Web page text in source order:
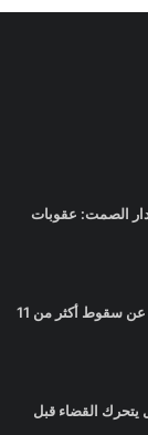
الصمت: عقوبات
مجزرة في الجنوب: مصادر تكشف عن سقوط أكثر من 11
يتحرك القضاء قبل